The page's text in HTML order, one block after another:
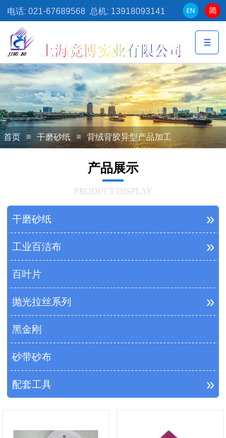
电话: 021-67689568 总机: 13918093141
首页 ≡ 干磨砂纸 ≡ 背绒背胶异型产品加工
产品展示
PRODUCT DISPLAY
干磨砂纸 »
工业百洁布 »
百叶片
抛光拉丝系列 »
黑金刚
砂带砂布
配套工具 »